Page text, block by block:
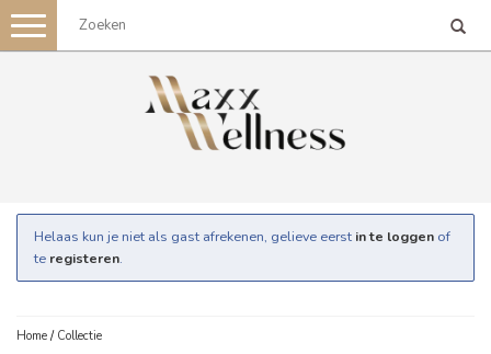
Toggle
navigation
Helaas kun je niet als gast afrekenen, gelieve eerst in te loggen of
te registeren.
Home / Collectie